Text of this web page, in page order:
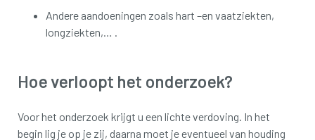
Andere aandoeningen zoals hart –en vaatziekten,
longziekten,… .
Hoe verloopt het onderzoek?
Voor het onderzoek krijgt u een lichte verdoving. In het
begin lig je op je zij, daarna moet je eventueel van houding